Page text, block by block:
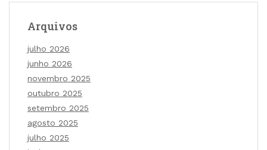
Arquivos
julho 2026
junho 2026
novembro 2025
outubro 2025
setembro 2025
agosto 2025
julho 2025